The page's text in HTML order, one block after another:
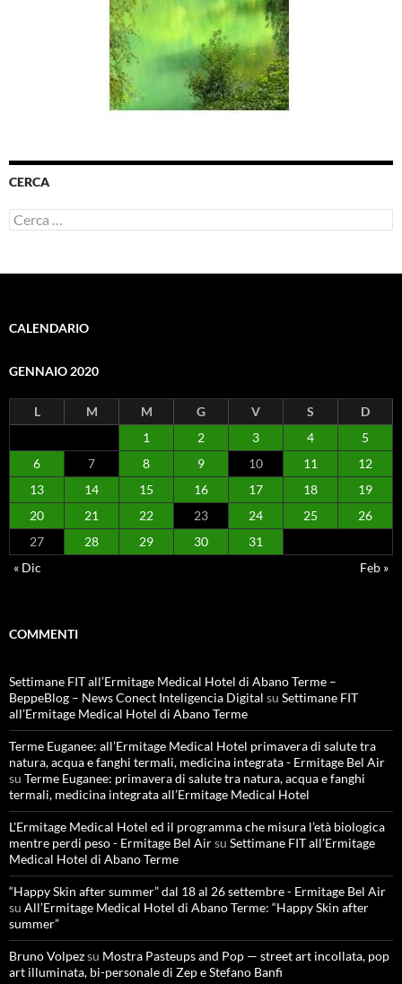
CERCA
Ricerca
per:
CALENDARIO
GENNAIO 2020
L M M G V S
D
1
2 3 4
5
6
7 8 9 10 11
12
13
14 15 16 17 18
19
20
21 22 23 24 25
26
27
28 29 30
31
« Dic
Feb »
COMMENTI
Settimane FIT all’Ermitage Medical Hotel di Abano Terme –
BeppeBlog – News Conect Inteligencia Digital su Settimane FIT
all’Ermitage Medical Hotel di Abano Terme
Terme Euganee: all’Ermitage Medical Hotel primavera di salute tra
natura, acqua e fanghi termali, medicina integrata - Ermitage Bel Air
su Terme Euganee: primavera di salute tra natura, acqua e fanghi
termali, medicina integrata all’Ermitage Medical Hotel
L'Ermitage Medical Hotel ed il programma che misura l’età biologica
mentre perdi peso - Ermitage Bel Airsu Settimane FIT all’Ermitage
Medical Hotel di Abano Terme
“Happy Skin after summer” dal 18 al 26 settembre - Ermitage Bel Air
su All’Ermitage Medical Hotel di Abano Terme: “Happy Skin after
summer”
Bruno Volpezsu Mostra Pasteups and Pop — street art incollata, pop
art illuminata, bi-personale di Zep e Stefano Banfi